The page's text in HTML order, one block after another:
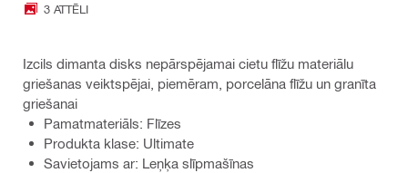
3 ATTĒLI
Izcils dimanta disks nepārspējamai cietu flīžu materiālu
griešanas veiktspējai, piemēram, porcelāna flīžu un granīta
griešanai
Pamatmateriāls: Flīzes
Produkta klase: Ultimate
Savietojams ar: Leņķa slīpmašīnas